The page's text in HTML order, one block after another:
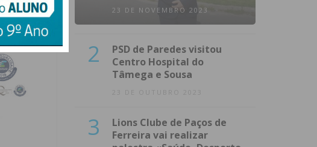
23 DE NOVEMBRO 2023
2
PSD de Paredes visitou
Centro Hospital do
Tâmega e Sousa
23 DE OUTUBRO 2023
3
Lions Clube de Paços de
Ferreira vai realizar